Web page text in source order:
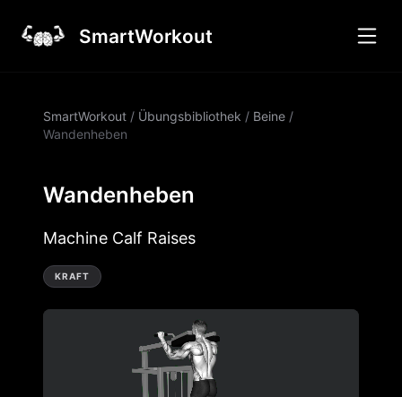
SmartWorkout
SmartWorkout / Übungsbibliothek / Beine /
Wandenheben
Wandenheben
Machine Calf Raises
KRAFT